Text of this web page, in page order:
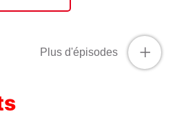
+
Plus d'épisodes